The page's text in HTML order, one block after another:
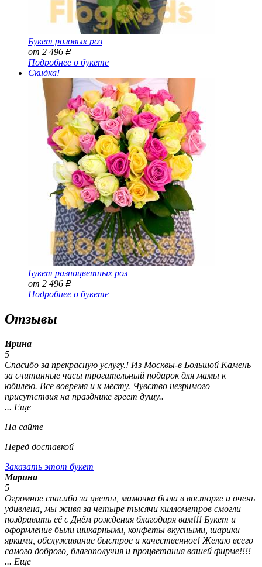
Букет розовых роз
от 2 496 Р
Подробнее о букете
Скидка!
Букет разноцветных роз
от 2 496 Р
Подробнее о букете
Отзывы
Ирина
5
Спасибо за прекрасную услугу.! Из Москвы-в Большой Камень
за считанные часы трогательный подарок для мамы к
юбилею. Все вовремя и к месту. Чувство незримого
присутствия на празднике греет душу..
... Еще
На сайте
Перед доставкой
Заказать этот букет
Марина
5
Огромное спасибо за цветы, мамочка была в восторге и очень
удивлена, мы живя за четыре тысячи киллометров смогли
поздравить её с Днём рождения благодаря вам!!! Букет и
оформление были шикарными, конфеты вкусными, шарики
яркими, обслуживание быстрое и качественное! Желаю всего
самого доброго, благополучия и процветания вашей фирме!!!!
... Еще